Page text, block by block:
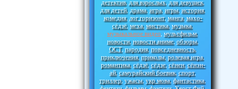
детектив, для взрослых, для девушек,
для детей, драма, игра, игры, история,
комедия, лог горизонт, манга, махо-
сёдзё, меха, мистика, музыка,
музыкальное видео мультфильм,
новости, новости аниме, обзоры,
ОСТ, пародия, повседневность,
приключения, приколы, ролевая игра,
романтика, сёдзё, сёдзе, сёнен, сёнэн-
ай, самурайский боевик, спорт,
триллер, ужасы, укр мова, фантастика,